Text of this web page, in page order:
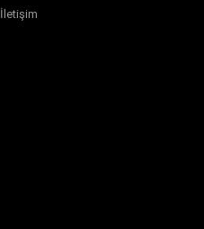
İletişim